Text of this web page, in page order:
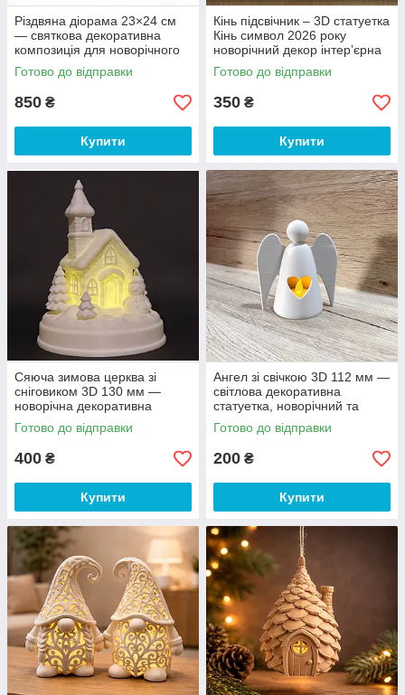
Різдвяна діорама 23×24 см
— святкова декоративна
композиція для новорічного
декору
Готово до відправки
850 ₴
Купити
Кінь підсвічник – 3D статуетка
Кінь символ 2026 року
новорічний декор інтер’єрна
прикраса 150 мм
Готово до відправки
350 ₴
Купити
Сяюча зимова церква зі
сніговиком 3D 130 мм —
новорічна декоративна
статуетка з підсвіткою,
святковий декор для дому
Готово до відправки
400 ₴
Купити
Ангел зі свічкою 3D 112 мм —
світлова декоративна
статуетка, новорічний та
різдвяний декор для дому
Готово до відправки
200 ₴
Купити